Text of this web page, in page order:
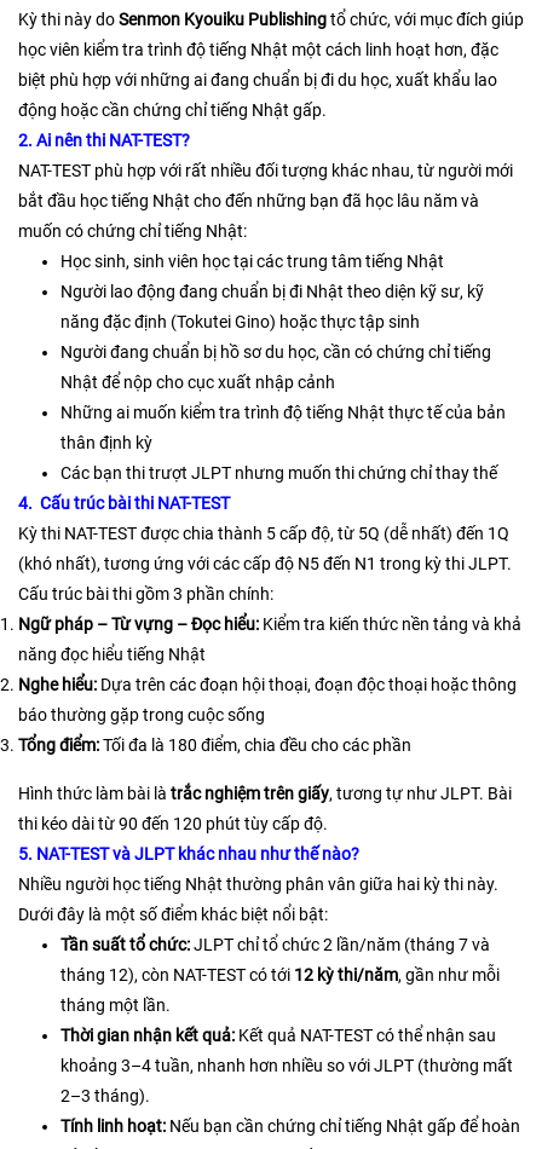
Kỳ thi này doSenmon Kyouiku Publishingtổ chức, với mục đích giúp
học viên kiểm tra trình độ tiếng Nhật một cách linh hoạt hơn, đặc
biệt phù hợp với những ai đang chuẩn bị đi du học, xuất khẩu lao
động hoặc cần chứng chỉ tiếng Nhật gấp.
2. Ai nên thi NAT-TEST?
NAT-TEST phù hợp với rất nhiều đối tượng khác nhau, từ người mới
bắt đầu học tiếng Nhật cho đến những bạn đã học lâu năm và
muốn có chứng chỉ tiếng Nhật:
Học sinh, sinh viên học tại các trung tâm tiếng Nhật
Người lao động đang chuẩn bị đi Nhật theo diện kỹ sư, kỹ
năng đặc định (Tokutei Gino) hoặc thực tập sinh
Người đang chuẩn bị hồ sơ du học, cần có chứng chỉ tiếng
Nhật để nộp cho cục xuất nhập cảnh
Những ai muốn kiểm tra trình độ tiếng Nhật thực tế của bản
thân định kỳ
Các bạn thi trượt JLPT nhưng muốn thi chứng chỉ thay thế
4. Cấu trúc bài thi NAT-TEST
Kỳ thi NAT-TEST được chia thành 5 cấp độ, từ 5Q (dễ nhất) đến 1Q
(khó nhất), tương ứng với các cấp độ N5 đến N1 trong kỳ thi JLPT.
Cấu trúc bài thi gồm 3 phần chính:
Ngữ pháp – Từ vựng – Đọc hiểu: Kiểm tra kiến thức nền tảng và khả
năng đọc hiểu tiếng Nhật
Nghe hiểu: Dựa trên các đoạn hội thoại, đoạn độc thoại hoặc thông
báo thường gặp trong cuộc sống
Tổng điểm:Tối đa là 180 điểm, chia đều cho các phần
Hình thức làm bài là trắc nghiệm trên giấy, tương tự như JLPT. Bài
thi kéo dài từ 90 đến 120 phút tùy cấp độ.
5. NAT-TEST và JLPT khác nhau như thế nào?
Nhiều người học tiếng Nhật thường phân vân giữa hai kỳ thi này.
Dưới đây là một số điểm khác biệt nổi bật:
Tần suất tổ chức:JLPT chỉ tổ chức 2 lần/năm (tháng 7 và
tháng 12), còn NAT-TEST có tới 12 kỳ thi/năm, gần như mỗi
tháng một lần.
Thời gian nhận kết quả: Kết quả NAT-TEST có thể nhận sau
khoảng 3–4 tuần, nhanh hơn nhiều so với JLPT (thường mất
2–3 tháng).
Tính linh hoạt: Nếu bạn cần chứng chỉ tiếng Nhật gấp để hoàn